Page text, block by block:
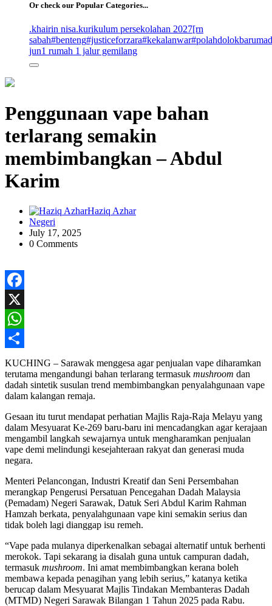
Or check our Popular Categories...
.khairin nisa.kurikulum persekolahan 2027[rn
sabah#benteng#justiceforzara#kekalanwar
jun1 rumah 1 jalur gemilang
Penggunaan vape bahan
terlarang semakin
membimbangkan – Abdul
Karim
Haziq Azhar
Negeri
July 17, 2025
0 Comments
Facebook
X
WhatsApp
Share
KUCHING – Sarawak menggesa agar penjualan vape diharamkan
terutama mengandungi bahan terlarang termasuk mushroom dan
dadah sintetik susulan trend membimbangkan penyalahgunaan vape
dalam kalangan remaja.
Gesaan itu turut mendapat perhatian Majlis Raja-Raja Melayu yang
dalam Mesyuarat Ke-269 baru-baru ini mencadangkan agar kerajaan
mengambil langkah sewajarnya untuk mengharamkan penjualan
vape demi melindungi kesejahteraan rakyat dan generasi muda
negara.
Menteri Pelancongan, Industri Kreatif dan Seni Persembahan
merangkap Pengerusi Persatuan Pencegahan Dadah Malaysia
(Pemadam) Negeri Sarawak, Datuk Seri Abdul Karim Rahman
Hamzah berkata, penyalahgunaan vape kini semakin serius dan
tidak boleh lagi dianggap isu remeh.
“Vape pada mulanya diperkenalkan sebagai alternatif untuk berhenti
merokok. Tapi sekarang ia disalah guna untuk campuran dadah,
termasuk mushroom. Ini amat membimbangkan kerana boleh
membawa kepada penagihan yang lebih serius,” katanya ketika
berucap dalam Mesyuarat Majlis Tindakan Membanteras Dadah
(MTMD) Negeri Sarawak Bilangan 1 Tahun 2025 pada Rabu.